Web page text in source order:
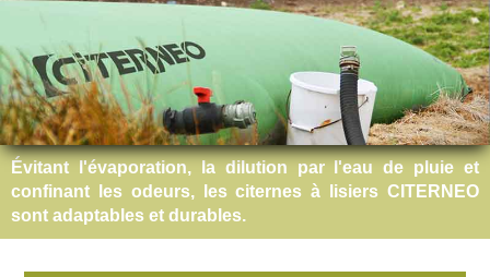
Évitant l'évaporation, la dilution par l'eau de pluie et
confinant les odeurs, les citernes à lisiers CITERNEO
sont adaptables et durables.